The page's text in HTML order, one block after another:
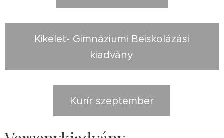
Kikelet- Gimnáziumi Beiskolázási
kiadvány
Kurír szeptember